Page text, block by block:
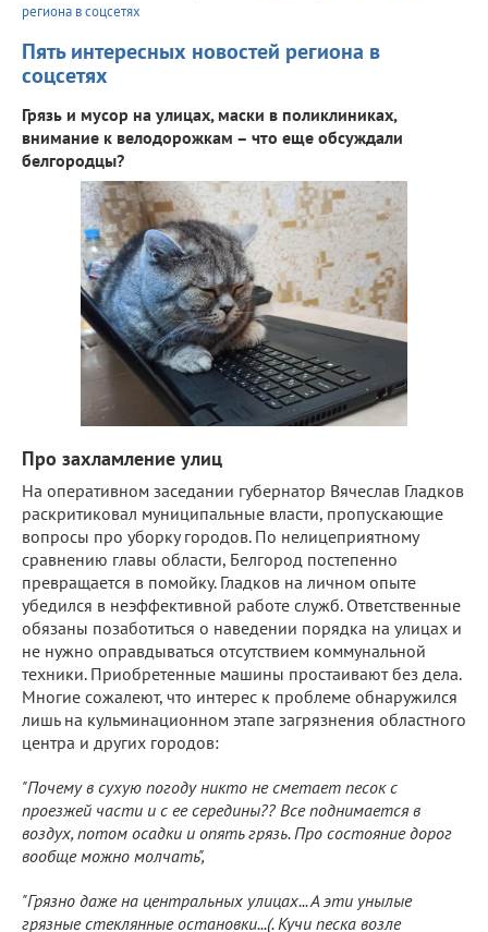
региона в соцсетях
Пять интересных новостей региона в
соцсетях
Грязь и мусор на улицах, маски в поликлиниках,
внимание к велодорожкам – что еще обсуждали
белгородцы?
Про захламление улиц
На оперативном заседании губернатор Вячеслав Гладков
раскритиковал муниципальные власти, пропускающие
вопросы про уборку городов. По нелицеприятному
сравнению главы области, Белгород постепенно
превращается в помойку. Гладков на личном опыте
убедился в неэффективной работе служб. Ответственные
обязаны позаботиться о наведении порядка на улицах и
не нужно оправдываться отсутствием коммунальной
техники. Приобретенные машины простаивают без дела.
Многие сожалеют, что интерес к проблеме обнаружился
лишь на кульминационном этапе загрязнения областного
центра и других городов:
"Почему в сухую погоду никто не сметает песок с
проезжей части и с ее середины?? Все поднимается в
воздух, потом осадки и опять грязь. Про состояние дорог
вообще можно молчать",
"Грязно даже на центральных улицах... А эти унылые
грязные стеклянные остановки...(. Кучи песка возле